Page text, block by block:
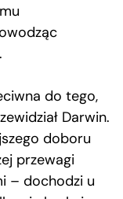
do tego,
Darwin.
doboru
przewagi
– dochodzi u